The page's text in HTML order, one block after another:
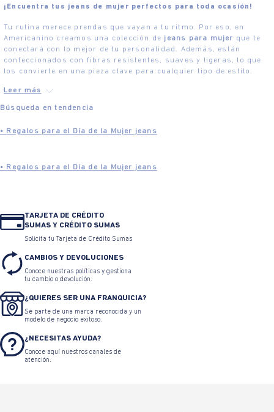
¡Encuentra tus jeans de mujer perfectos para toda ocasión!
Tu rutina merece prendas que vayan a tu ritmo. Por eso, en
Americanino creamos una colección dejeans para mujer que te
conectará con lo mejor de tu personalidad. Además, están
confeccionados con fibras resistentes, suaves y ligeras, lo que
los convierte en una pieza clave para cualquier tipo de estilo.
Búsqueda en tendencia
• Regalos para el Día de la Mujer jeans
• Regalos para el Día de la Mujer jeans
Jeans Mom para Mujer •Jeans boyfriend para Mujer
Jeans Vintage para Mujer •Jeans Jegging para Mujer
Jeans Tiro Alto para Mujer •Jeans Negros para Mujer
• Jeans Rotos para Mujer
TARJETA DE CRÉDITO
SUMAS Y CRÉDITO SUMAS
Solicita tu Tarjeta de Crédito Sumas
CAMBIOS Y DEVOLUCIONES
Conoce nuestras políticas y gestiona
tu cambio o devolución.
¿QUIERES SER UNA FRANQUICIA?
Sé parte de una marca reconocida y un
modelo de negocio exitoso.
¿NECESITAS AYUDA?
Conoce aquí nuestros canales de
atención.